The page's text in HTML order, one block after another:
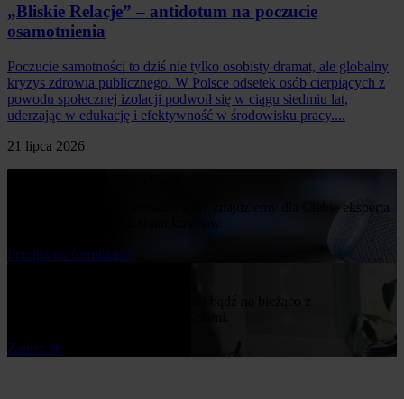
„Bliskie Relacje” – antidotum na poczucie
osamotnienia
Poczucie samotności to dziś nie tylko osobisty dramat, ale globalny
kryzys zdrowia publicznego. W Polsce odsetek osób cierpiących z
powodu społecznej izolacji podwoił się w ciągu siedmiu lat,
uderzając w edukację i efektywność w środowisku pracy....
21 lipca 2026
Napisz nam o swoim temacie, a my znajdziemy dla Ciebie eksperta
Przejdż do formularza
Zapisz się